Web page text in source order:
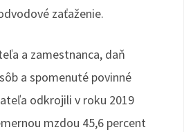
zaťaženie.
a zamestnanca, daň
a spomenuté povinné
odkrojili v roku 2019
mzdou 45,6 percent